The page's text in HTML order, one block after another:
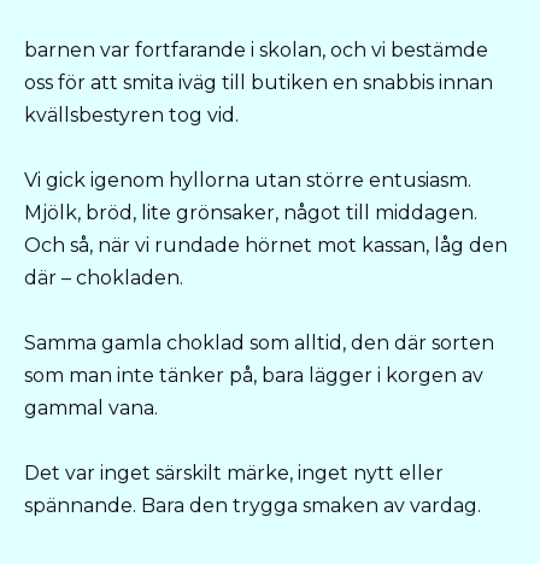
barnen var fortfarande i skolan, och vi bestämde
oss för att smita iväg till butiken en snabbis innan
kvällsbestyren tog vid.
Vi gick igenom hyllorna utan större entusiasm.
Mjölk, bröd, lite grönsaker, något till middagen.
Och så, när vi rundade hörnet mot kassan, låg den
där – chokladen.
Samma gamla choklad som alltid, den där sorten
som man inte tänker på, bara lägger i korgen av
gammal vana.
Det var inget särskilt märke, inget nytt eller
spännande. Bara den trygga smaken av vardag.